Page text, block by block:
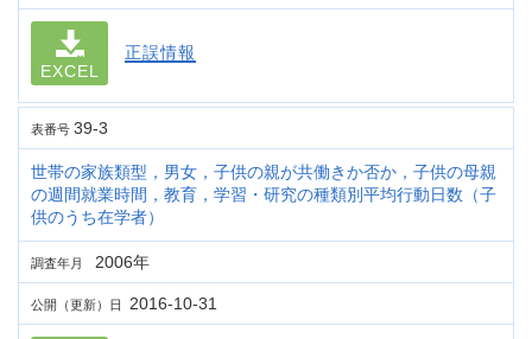
EXCEL
正誤情報
表番号 39-3
世帯の家族類型，男女，子供の親が共働きか否か，子供の母親
の週間就業時間，教育，学習・研究の種類別平均行動日数（子
供のうち在学者）
調査年月 2006年
公開（更新）日 2016-10-31